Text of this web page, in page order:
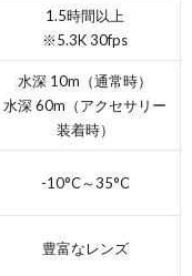
1.5時間以上
※5.3K 30fps
水深 10m（通常時）
水深 60m（アクセサリー
装着時）
-10°C～35°C
豊富なレンズ